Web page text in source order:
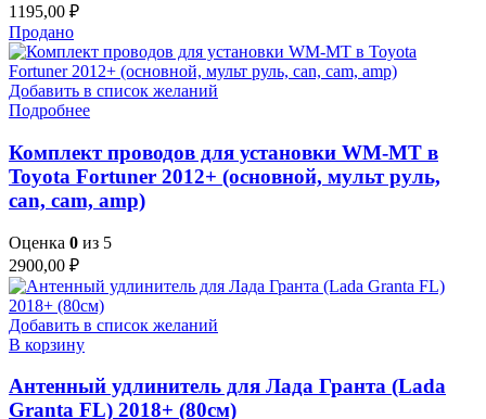
1195,00 ₽
Продано
Добавить в список желаний
Подробнее
Комплект проводов для установки WM-MT в
Toyota Fortuner 2012+ (основной, мульт руль,
can, cam, amp)
Оценка 0 из 5
2900,00 ₽
Добавить в список желаний
В корзину
Антенный удлинитель для Лада Гранта (Lada
Granta FL) 2018+ (80см)